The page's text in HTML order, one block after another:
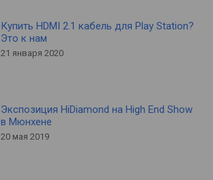
Купить HDMI 2.1 кабель для Play Station?
Это к нам
21 января 2020
Экспозиция HiDiamond на High End Show
в Мюнхене
20 мая 2019